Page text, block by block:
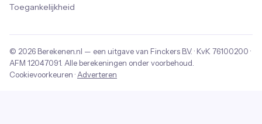
Toegankelijkheid
© 2026 Berekenen.nl — een uitgave van Finckers B.V. · KvK 76100200 ·
AFM 12047091 . Alle berekeningen onder voorbehoud.
Cookievoorkeuren · Adverteren